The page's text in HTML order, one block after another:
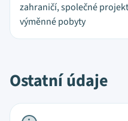
zahraničí, společné
výměnné pobyty
Ostatní údaje